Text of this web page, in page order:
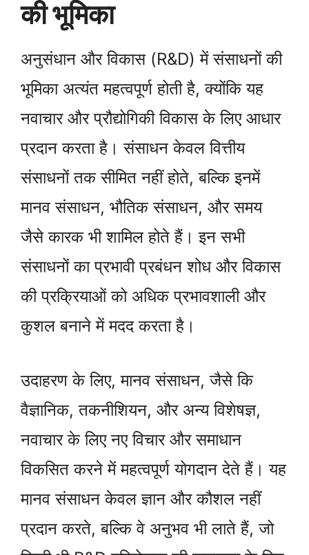
की भूमिका
अनुसंधान और विकास (R&D) में संसाधनों की
भूमिका अत्यंत महत्वपूर्ण होती है, क्योंकि यह
नवाचार और प्रौद्योगिकी विकास के लिए आधार
प्रदान करता है। संसाधन केवल वित्तीय
संसाधनों तक सीमित नहीं होते, बल्कि इनमें
मानव संसाधन, भौतिक संसाधन, और समय
जैसे कारक भी शामिल होते हैं। इन सभी
संसाधनों का प्रभावी प्रबंधन शोध और विकास
की प्रक्रियाओं को अधिक प्रभावशाली और
कुशल बनाने में मदद करता है।
उदाहरण के लिए, मानव संसाधन, जैसे कि
वैज्ञानिक, तकनीशियन, और अन्य विशेषज्ञ,
नवाचार के लिए नए विचार और समाधान
विकसित करने में महत्वपूर्ण योगदान देते हैं। यह
मानव संसाधन केवल ज्ञान और कौशल नहीं
प्रदान करते, बल्कि वे अनुभव भी लाते हैं, जो